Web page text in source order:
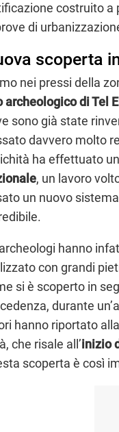
costruito a
di
scoperta
nei pressi della
archeologico di Tel
sono già state
davvero molto
ha effettuato
, un lavoro
un nuovo
hanno
con grandi
si è scoperto in
durante
hanno riportato
che risale all’inizio
scoperta è così